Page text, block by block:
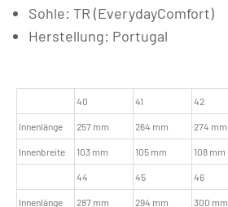
Sohle: TR (EverydayComfort)
Herstellung: Portugal
40 41 42
Innenlänge 257 mm 264 mm 274 mm
Innenbreite 103 mm 105 mm 108 mm
44 45 46
Innenlänge 287 mm 294 mm 300 mm